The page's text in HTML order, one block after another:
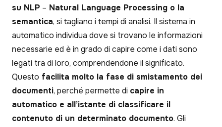
su NLP – Natural Language Processing o la
semantica, si tagliano i tempi di analisi. Il sistema in
automatico individua dove si trovano le informazioni
necessarie ed è in grado di capire come i dati sono
legati tra di loro, comprendendone il significato.
Questo facilita molto la fase di smistamento dei
documenti, perché permette di capire in
automatico e all’istante di classificare il
contenuto di un determinato documento. Gli